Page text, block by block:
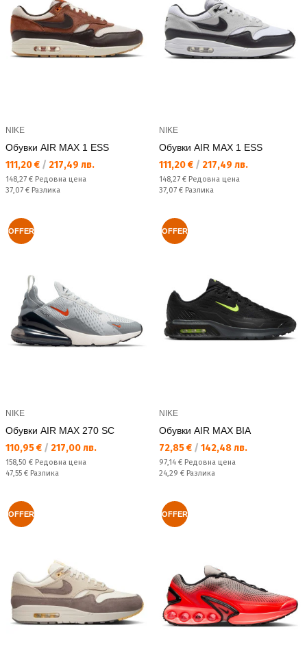
NIKE
Обувки AIR MAX 1 ESS
Текуща цена:
111,20 € / 217,49 лв.
Редовна цена:
148,27 € Редовна цена
Спестявате:
37,07 € Разлика
NIKE
Обувки AIR MAX 1 ESS
Текуща цена:
111,20 € / 217,49 лв.
Редовна цена:
148,27 € Редовна цена
Спестявате:
37,07 € Разлика
OFFER
NIKE
Обувки AIR MAX 270 SC
Текуща цена:
110,95 € / 217,00 лв.
Редовна цена:
158,50 € Редовна цена
Спестявате:
47,55 € Разлика
OFFER
NIKE
Обувки AIR MAX BIA
Текуща цена:
72,85 € / 142,48 лв.
Редовна цена:
97,14 € Редовна цена
Спестявате:
24,29 € Разлика
OFFER OFFER